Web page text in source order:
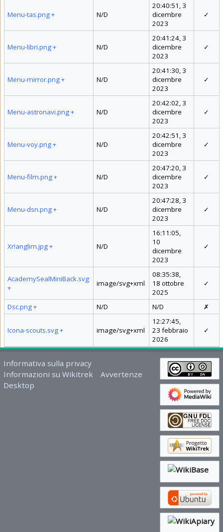
Menu-tas.png+ N/D
20:40:51, 3
dicembre
2023
✓
Menu-libri.png+ N/D
20:41:24, 3
dicembre
2023
✓
Menu-mirror.png+ N/D
20:41:30, 3
dicembre
2023
✓
Menu-astronavi.png+ N/D
20:42:02, 3
dicembre
2023
✓
Menu-voy.png+ N/D
20:42:51, 3
dicembre
2023
✓
Menu-film.png+ N/D
20:47:20, 3
dicembre
2023
✓
Menu-dsn.png+ N/D
20:47:28, 3
dicembre
2023
✓
Xr!anglim.jpg+ N/D
16:11:05,
10
dicembre
2023
✓
AcademySealMiniBack.svg
+
image/svg+xml
08:35:38,
18 ottobre
2025
✓
Dsc.png+ N/D N/D ✗
Icona-scouts.svg+ image/svg+xml
12:27:45,
23 febbraio
2026
✓
Informativa sulla privacy
Informazioni su Wikitrek
Avvertenze
Desktop